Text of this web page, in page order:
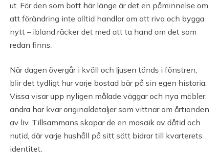
ut. För den som bott här länge är det en påminnelse om
att förändring inte alltid handlar om att riva och bygga
nytt – ibland räcker det med att ta hand om det som
redan finns.
När dagen övergår i kväll och ljusen tänds i fönstren,
blir det tydligt hur varje bostad bär på sin egen historia.
Vissa visar upp nyligen målade väggar och nya möbler,
andra har kvar originaldetaljer som vittnar om årtionden
av liv. Tillsammans skapar de en mosaik av dåtid och
nutid, där varje hushåll på sitt sätt bidrar till kvarterets
identitet.